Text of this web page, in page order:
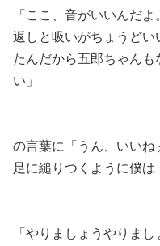
「ここ、音がいいんだ
返しと吸いがちょうどい
たんだから五郎ちゃん
い」
の言葉に「うん、いい
足に縋りつくように僕は
「やりましょうやりま